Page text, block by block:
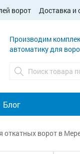
ворот Доставка и
Производим
автоматику для
Блог
откатных ворот в